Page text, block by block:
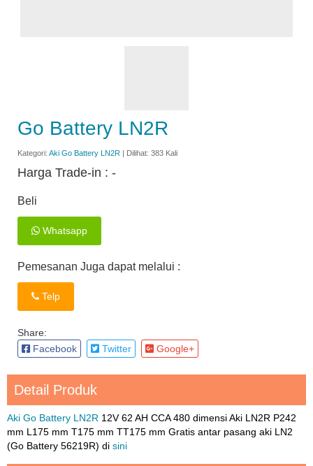
Go Battery LN2R
Kategori: Aki Go Battery LN2R | Dilihat: 383 Kali
Harga Trade-in : -
Beli
Whatsapp
Pemesanan Juga dapat melalui :
Telp
Share:
Facebook
Twitter Google+
Detail Produk
Aki Go Battery LN2R 12V 62 AH CCA 480 dimensi Aki LN2R P242
mm L175 mm T175 mm TT175 mm Gratis antar pasang aki LN2
(Go Battery 56219R) di sini